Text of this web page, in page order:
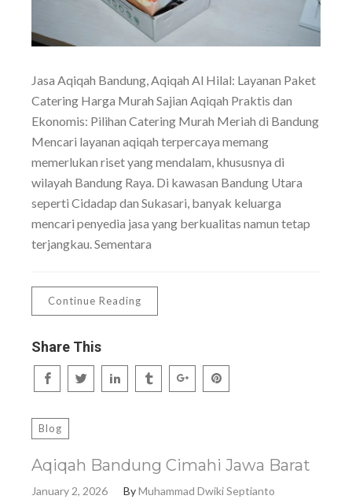
Jasa Aqiqah Bandung, Aqiqah Al Hilal: Layanan Paket
Catering Harga Murah Sajian Aqiqah Praktis dan
Ekonomis: Pilihan Catering Murah Meriah di Bandung
Mencari layanan aqiqah terpercaya memang
memerlukan riset yang mendalam, khususnya di
wilayah Bandung Raya. Di kawasan Bandung Utara
seperti Cidadap dan Sukasari, banyak keluarga
mencari penyedia jasa yang berkualitas namun tetap
terjangkau. Sementara
Continue Reading
Share This
Blog
Aqiqah Bandung Cimahi Jawa Barat
January 2, 2026 ByMuhammad Dwiki Septianto